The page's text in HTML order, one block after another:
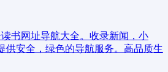
书网址导航大全。收录新闻，小
供安全，绿色的导航服务。高品质生